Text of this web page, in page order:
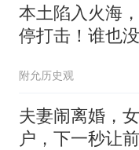
本土陷入火海
停打击！谁也
附允历史观
夫妻闹离婚，
户，下一秒让